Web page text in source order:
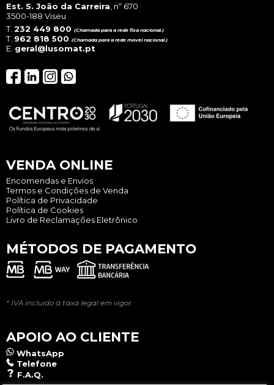
Est. S. João da Carreira , nº 670
3500-188 Viseu
T. 232 449 800 (Chamada para a rede fixa nacional.)
T. 962 818 500 (Chamada para a rede móvel nacional.)
E. geral@lusomat.pt
VENDA ONLINE
Encomendas e Envios
Termos e Condições de Venda
Política de Privacidade
Política de Cookies
Livro de Reclamações Eletrônico
MÉTODOS DE PAGAMENTO
* IVA incluído à taxa legal em vigor.
APOIO AO CLIENTE
WhatsApp
Telefone
F.A.Q.